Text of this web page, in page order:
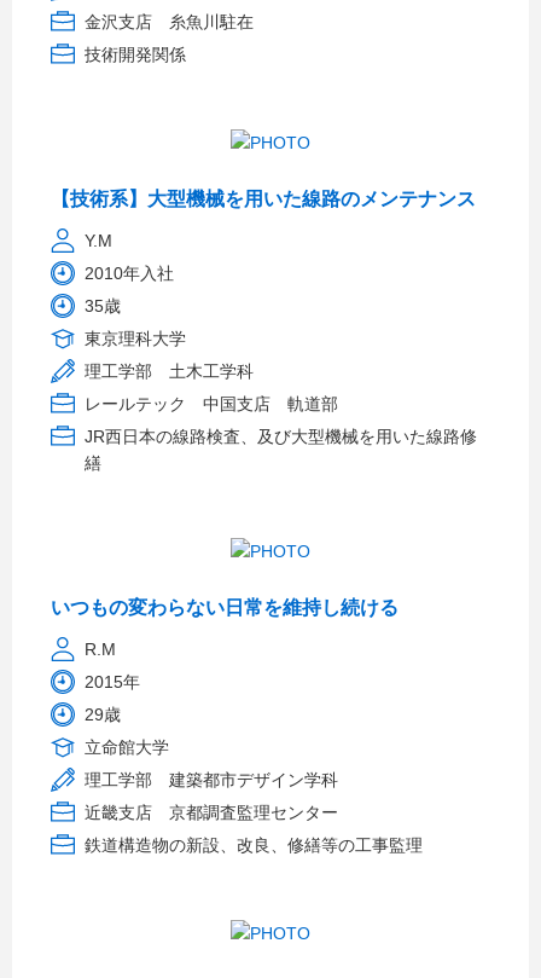
金沢支店 糸魚川駐在
技術開発関係
【技術系】大型機械を用いた線路のメンテナンス
Y.M
2010年入社
35歳
東京理科大学
理工学部 土木工学科
レールテック 中国支店 軌道部
JR西日本の線路検査、及び大型機械を用いた線路修
繕
いつもの変わらない日常を維持し続ける
R.M
2015年
29歳
立命館大学
理工学部 建築都市デザイン学科
近畿支店 京都調査監理センター
鉄道構造物の新設、改良、修繕等の工事監理